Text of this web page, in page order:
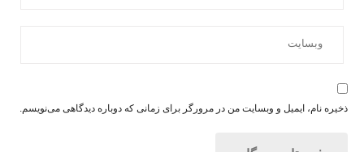
ذخیره نام، ایمیل و وبسایت من در مرورگر برای زمانی که دوباره دیدگاهی می‌نویسم.